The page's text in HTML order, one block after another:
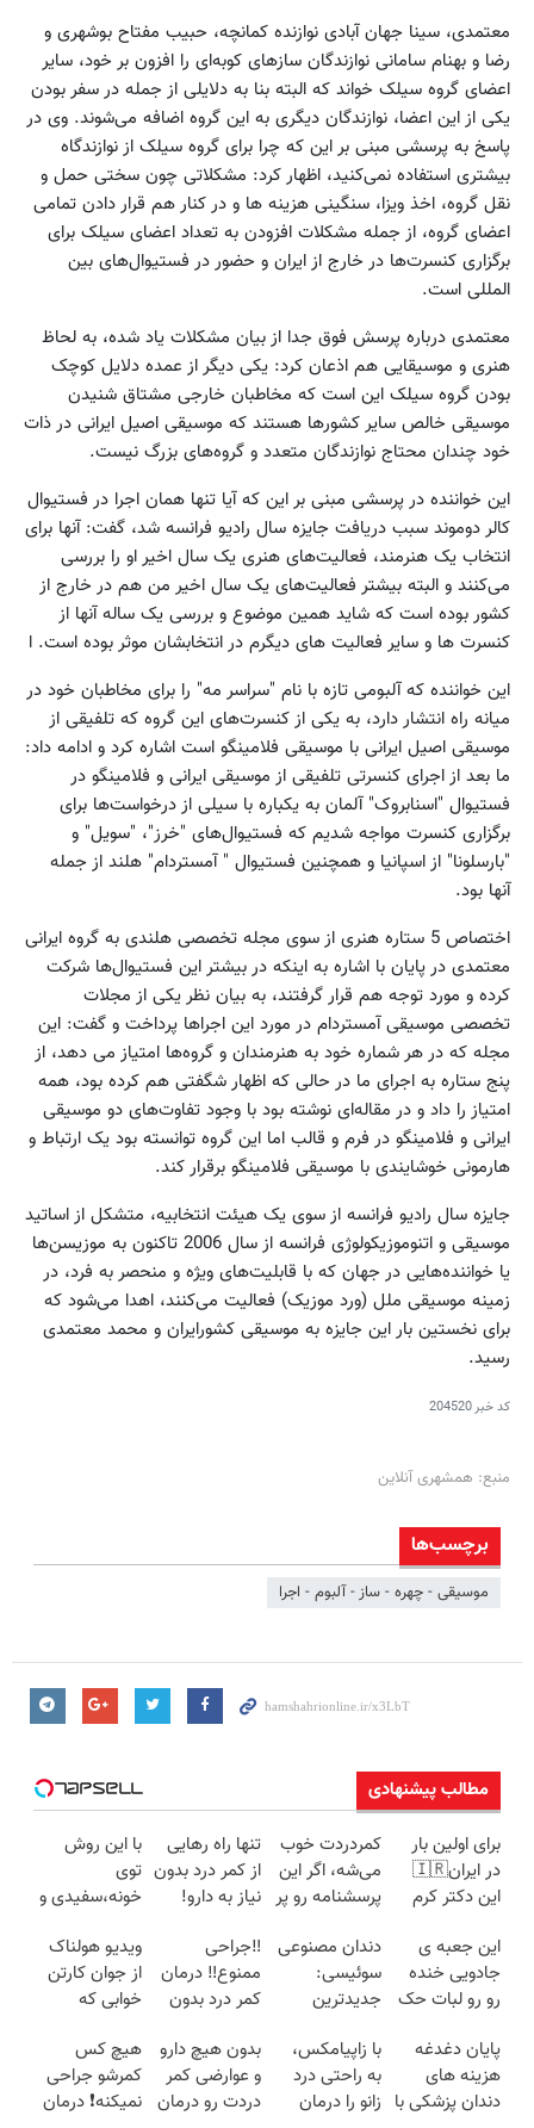
معتمدی، سینا جهان آبادی نوازنده کمانچه، حبیب مفتاح بوشهری و
رضا و بهنام سامانی نوازندگان سازهای کوبه‌ای را افزون بر خود، سایر
اعضای گروه سیلک خواند که البته بنا به دلایلی از جمله در سفر بودن
یکی از این اعضا، نوازندگان دیگری به این گروه اضافه می‌شوند. وی در
پاسخ به پرسشی مبنی بر این که چرا برای گروه سیلک از نوازندگاه
بیشتری استفاده نمی‌کنید، اظهار کرد: مشکلاتی چون سختی حمل و
نقل گروه، اخذ ویزا، سنگینی هزینه ها و در کنار هم قرار دادن تمامی
اعضای گروه، از جمله مشکلات افزودن به تعداد اعضای سیلک برای
برگزاری کنسرت‌ها در خارج از ایران و حضور در فستیوال‌های بین
المللی است.
معتمدی درباره پرسش فوق جدا از بیان مشکلات یاد شده، به لحاظ
هنری و موسیقایی هم اذعان کرد: یکی دیگر از عمده دلایل کوچک
بودن گروه سیلک این است که مخاطبان خارجی مشتاق شنیدن
موسیقی خالص سایر کشورها هستند که موسیقی اصیل ایرانی در ذات
خود چندان محتاج نوازندگان متعدد و گروه‌های بزرگ نیست.
این خواننده در پرسشی مبنی بر این که آیا تنها همان اجرا در فستیوال
کالر دوموند سبب دریافت جایزه سال رادیو فرانسه شد، گفت: آنها برای
انتخاب یک هنرمند، فعالیت‌های هنری یک سال اخیر او را بررسی
می‌کنند و البته بیشتر فعالیت‌های یک سال اخیر من هم در خارج از
کشور بوده است که شاید همین موضوع و بررسی یک ساله آنها از
کنسرت ها و سایر فعالیت های دیگرم در انتخابشان موثر بوده است. ا
این خواننده که آلبومی تازه با نام "سراسر مه" را برای مخاطبان خود در
میانه راه انتشار دارد، به یکی از کنسرت‌های این گروه که تلفیقی از
موسیقی اصیل ایرانی با موسیقی فلامینگو است اشاره کرد و ادامه داد:
ما بعد از اجرای کنسرتی تلفیقی از موسیقی ایرانی و فلامینگو در
فستیوال "اسنابروک" آلمان به یکباره با سیلی از درخواست‌ها برای
برگزاری کنسرت مواجه شدیم که فستیوال‌های "خرز"، "سویل" و
"بارسلونا" از اسپانیا و همچنین فستیوال " آمستردام" هلند از جمله
آنها بود.
اختصاص 5 ستاره هنری از سوی مجله تخصصی هلندی به گروه ایرانی
معتمدی در پایان با اشاره به اینکه در بیشتر این فستیوال‌ها شرکت
کرده و مورد توجه هم قرار گرفتند، به بیان نظر یکی از مجلات
تخصصی موسیقی آمستردام در مورد این اجراها پرداخت و گفت: این
مجله که در هر شماره خود به هنرمندان و گروه‌ها امتیاز می دهد، از
پنج ستاره به اجرای ما در حالی که اظهار شگفتی هم کرده بود، همه
امتیاز را داد و در مقاله‌ای نوشته بود با وجود تفاوت‌های دو موسیقی
ایرانی و فلامینگو در فرم و قالب اما این گروه توانسته بود یک ارتباط و
هارمونی خوشایندی با موسیقی فلامینگو برقرار کند.
جایزه سال رادیو فرانسه از سوی یک هیئت انتخابیه، متشکل از اساتید
موسیقی و اتنوموزیکولوژی فرانسه از سال 2006 تاکنون به موزیسن‌ها
یا خواننده‌هایی در جهان که با قابلیت‌های ویژه و منحصر به فرد، در
زمینه موسیقی ملل (ورد موزیک) فعالیت می‌کنند، اهدا می‌شود که
برای نخستین بار این جایزه به موسیقی کشورایران و محمد معتمدی
رسید.
کد خبر204520
منبع: همشهری آنلاین
برچسب‌ها
موسیقی - چهره - ساز - آلبوم - اجرا
مطالب پیشنهادی
برای اولین بار
در ایران🇮🇷
این دکتر کرم
روزه ساخت!
کمردردت خوب
می‌شه، اگر این
پرسشنامه رو پر
تنها راه رهایی
از کمر درد بدون
نیاز به دارو!
با این روش
توی
خونه،سفیدی و
برگردون
(40%off)
این جعبه ی
جادویی خنده
رو رو لبات حک
خرید40%تخفیف
دندان مصنوعی
سوئیسی:
جدیدترین
سبک و مقاوم |
پرداخت قسطی
‼️جراحی
ممنوع‼️ درمان
کمر درد بدون
نقاهت
ویدیو هولناک
از جوان کارتن
خوابی که
آموزش رایگان
پایان دغدغه
هزینه های
دندان پزشکی با
با زاپیامکس،
به راحتی درد
زانو را درمان
بدون هیچ دارو
و عوارضی کمر
دردت رو درمان
هیچ کس
کمرشو جراحی
نمیکنه❗ درمان